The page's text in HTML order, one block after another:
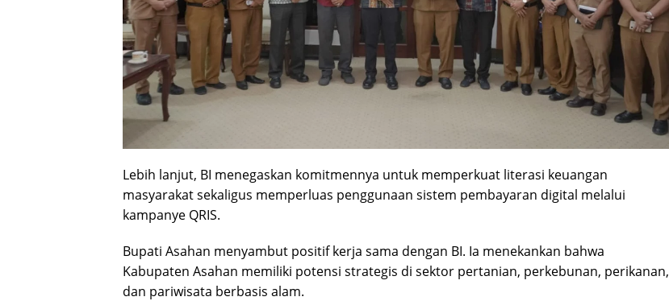
Lebih lanjut, BI menegaskan komitmennya untuk memperkuat literasi keuangan
masyarakat sekaligus memperluas penggunaan sistem pembayaran digital melalui
kampanye QRIS.
Bupati Asahan menyambut positif kerja sama dengan BI. Ia menekankan bahwa
Kabupaten Asahan memiliki potensi strategis di sektor pertanian, perkebunan, perikanan,
dan pariwisata berbasis alam.